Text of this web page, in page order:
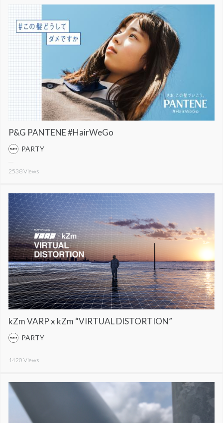
P&G PANTENE #HairWeGo
PARTY
2538Views
kZm VARP x kZm “VIRTUAL DISTORTION”
PARTY
1420 Views